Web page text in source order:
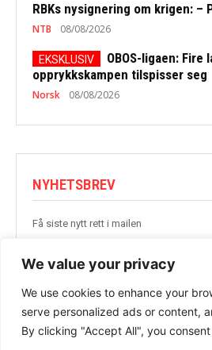
We value your privacy
We use cookies to enhance your
serve personalized ads or content,
By clicking "Accept All", you
RBKs nysignering om krigen: –
NTB 08/08/2026
OBOS-ligaen: Fire
opprykkskampen tilspisser seg
Norsk 08/08/2026
NYHETSBREV
Få siste nytt rett i mailen